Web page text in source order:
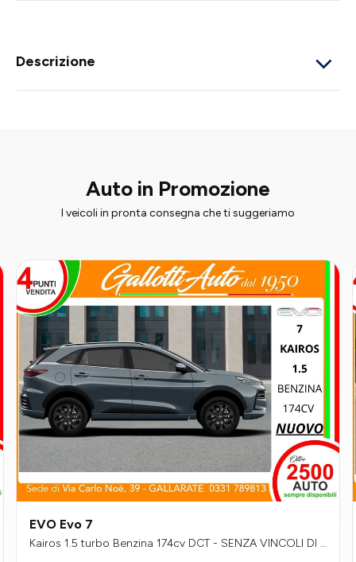
Descrizione
Auto in Promozione
I veicoli in pronta consegna che ti suggeriamo
EVO Evo 7
Kairos 1.5 turbo Benzina 174cv DCT - SENZA VINCOLI DI F